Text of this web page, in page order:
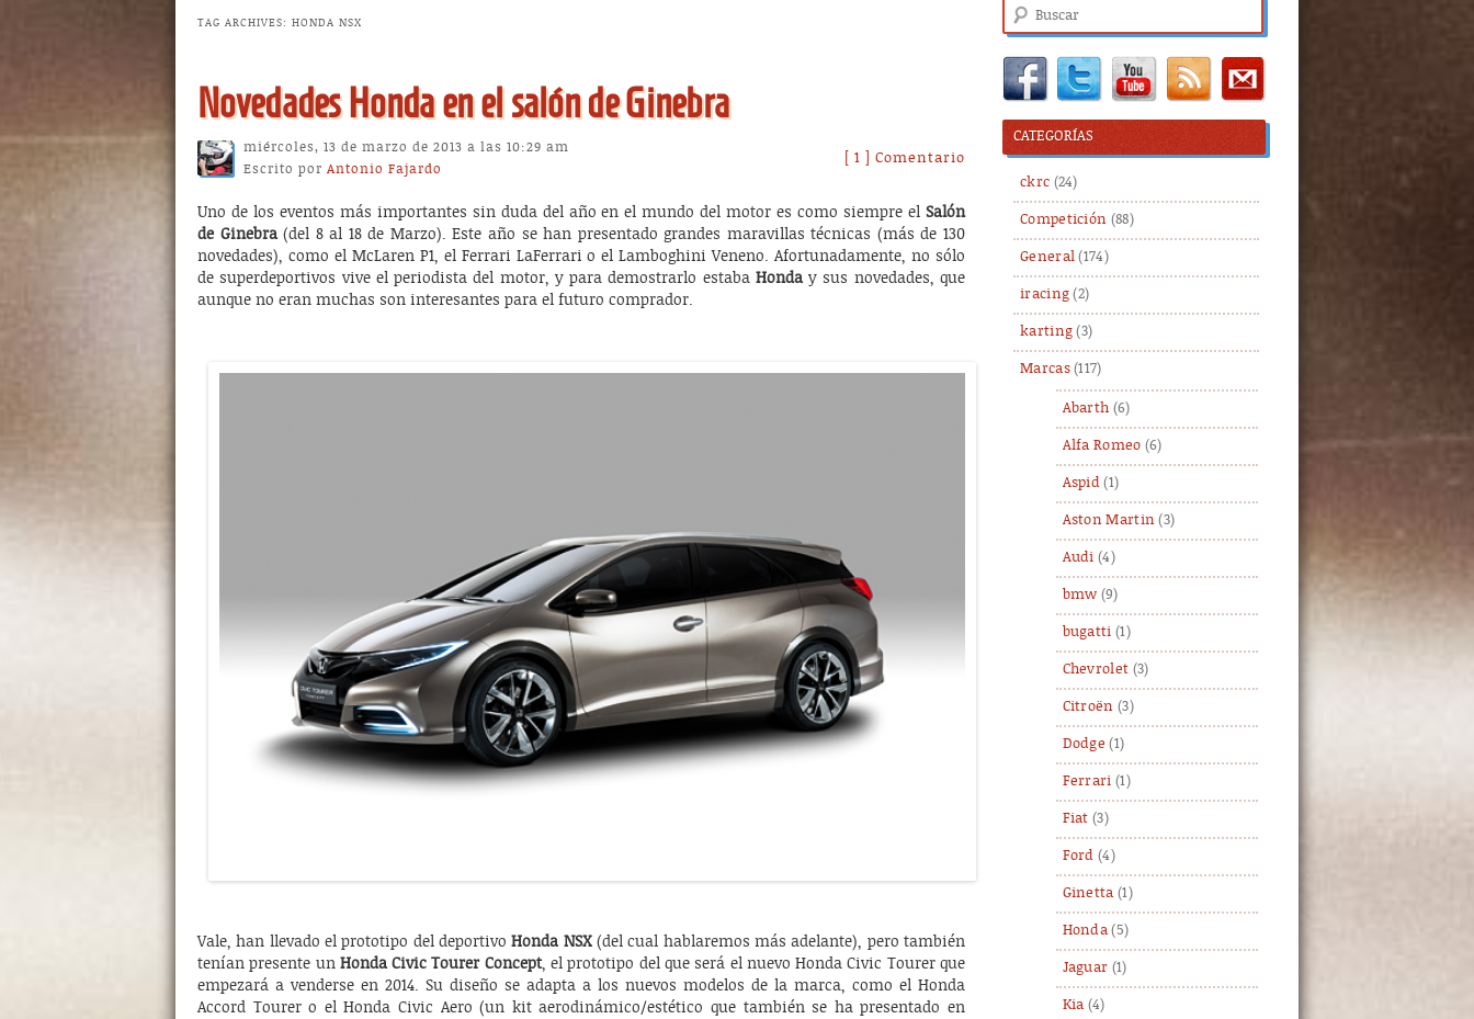
TAG ARCHIVES: HONDA NSX
Novedades Honda en el salón de Ginebra
miércoles, 13 de marzo de 2013 a las 10:29 am
Escrito por Antonio Fajardo
[ 1 ] Comentario
Uno de los eventos más importantes sin duda del año en el mundo del motor es como siempre el Salón
de Ginebra(del 8 al 18 de Marzo). Este año se han presentado grandes maravillas técnicas (más de 130
novedades), como el McLaren P1, el Ferrari LaFerrari o el Lamboghini Veneno. Afortunadamente, no sólo
de superdeportivos vive el periodista del motor, y para demostrarlo estaba Honday sus novedades, que
aunque no eran muchas son interesantes para el futuro comprador.
Vale, han llevado el prototipo del deportivoHonda NSX(del cual hablaremos más adelante), pero también
tenían presente un Honda Civic Tourer Concept, el prototipo del que será el nuevo Honda Civic Tourer que
empezará a venderse en 2014. Su diseño se adapta a los nuevos modelos de la marca, como el Honda
Accord Tourer o el Honda Civic Aero (un kit aerodinámico/estético que también se ha presentado en
Buscar
CATEGORÍAS
ckrc (24)
Competición (88)
General (174)
iracing (2)
karting (3)
Marcas(117)
Abarth (6)
Alfa Romeo (6)
Aspid (1)
Aston Martin (3)
Audi (4)
bmw (9)
bugatti (1)
Chevrolet (3)
Citroën (3)
Dodge (1)
Ferrari (1)
Fiat (3)
Ford (4)
Ginetta (1)
Honda (5)
Jaguar (1)
Kia (4)